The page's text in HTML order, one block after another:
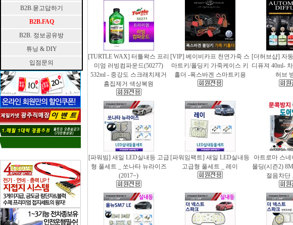
B2B.묻고답하기
B2B.FAQ
B2B. 정보공유방
튜닝 & DIY
입점문의
[TURTLE WAX] 터틀왁스 프리
미엄 러빙컴파운드(50277)
532ml - 중강도 스크래치제거
흠집제거 색상복원
[VIP] 베이비카프 천연가죽 스
마트키/폴딩키 가죽케이스 키
홀더 -폭스바겐 스마트키용
[더허브샵] 자
디퓨져 40ml-
허브
[파워빔] 새일 LED실내등 고급
형 풀세트 _ 쏘나타 뉴라이즈
(2017~)
[파워임팩트] 새일 LED실내등
고급형 풀세트 _ 레이
아트로마 스네
몰딩(시즌2)
절음차단